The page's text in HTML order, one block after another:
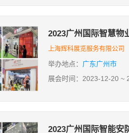
2023广州国际智慧物
上海辉科展览服务有限公司
举办地点： 广东广州市
展会时间：2023-12-20 ~
2023广州国际智能安